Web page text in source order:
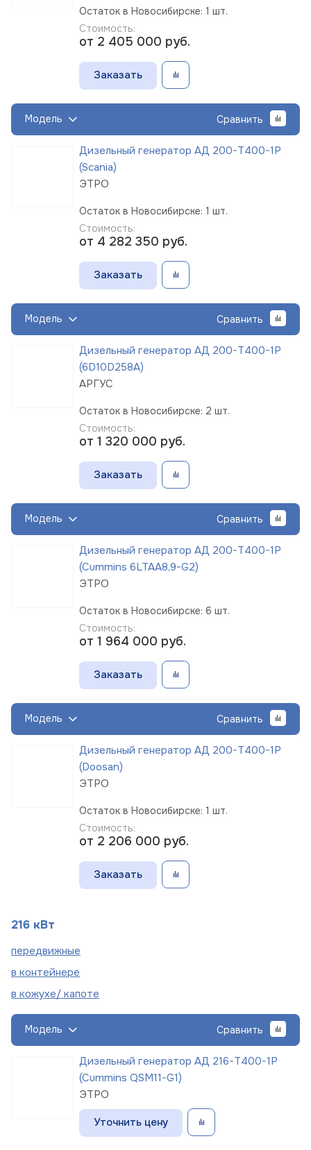
Остаток в Новосибирске: 1 шт.
Стоимость:
от 2 405 000 руб.
Заказать
Модель Сравнить
Дизельный генератор АД 200-Т400-1Р
(Scania)
ЭТРО
Остаток в Новосибирске: 1 шт.
Стоимость:
от 4 282 350 руб.
Заказать
Модель Сравнить
Дизельный генератор АД 200-Т400-1Р
(6D10D258A)
АРГУС
Остаток в Новосибирске: 2 шт.
Стоимость:
от 1 320 000 руб.
Заказать
Модель Сравнить
Дизельный генератор АД 200-Т400-1Р
(Cummins 6LTAA8,9-G2)
ЭТРО
Остаток в Новосибирске: 6 шт.
Стоимость:
от 1 964 000 руб.
Заказать
Модель Сравнить
Дизельный генератор АД 200-Т400-1Р
(Doosan)
ЭТРО
Остаток в Новосибирске: 1 шт.
Стоимость:
от 2 206 000 руб.
Заказать
216 кВт
передвижные
в контейнере
в кожухе/ капоте
Модель Сравнить
Дизельный генератор АД 216-Т400-1Р
(Cummins QSM11-G1)
ЭТРО
Уточнить цену